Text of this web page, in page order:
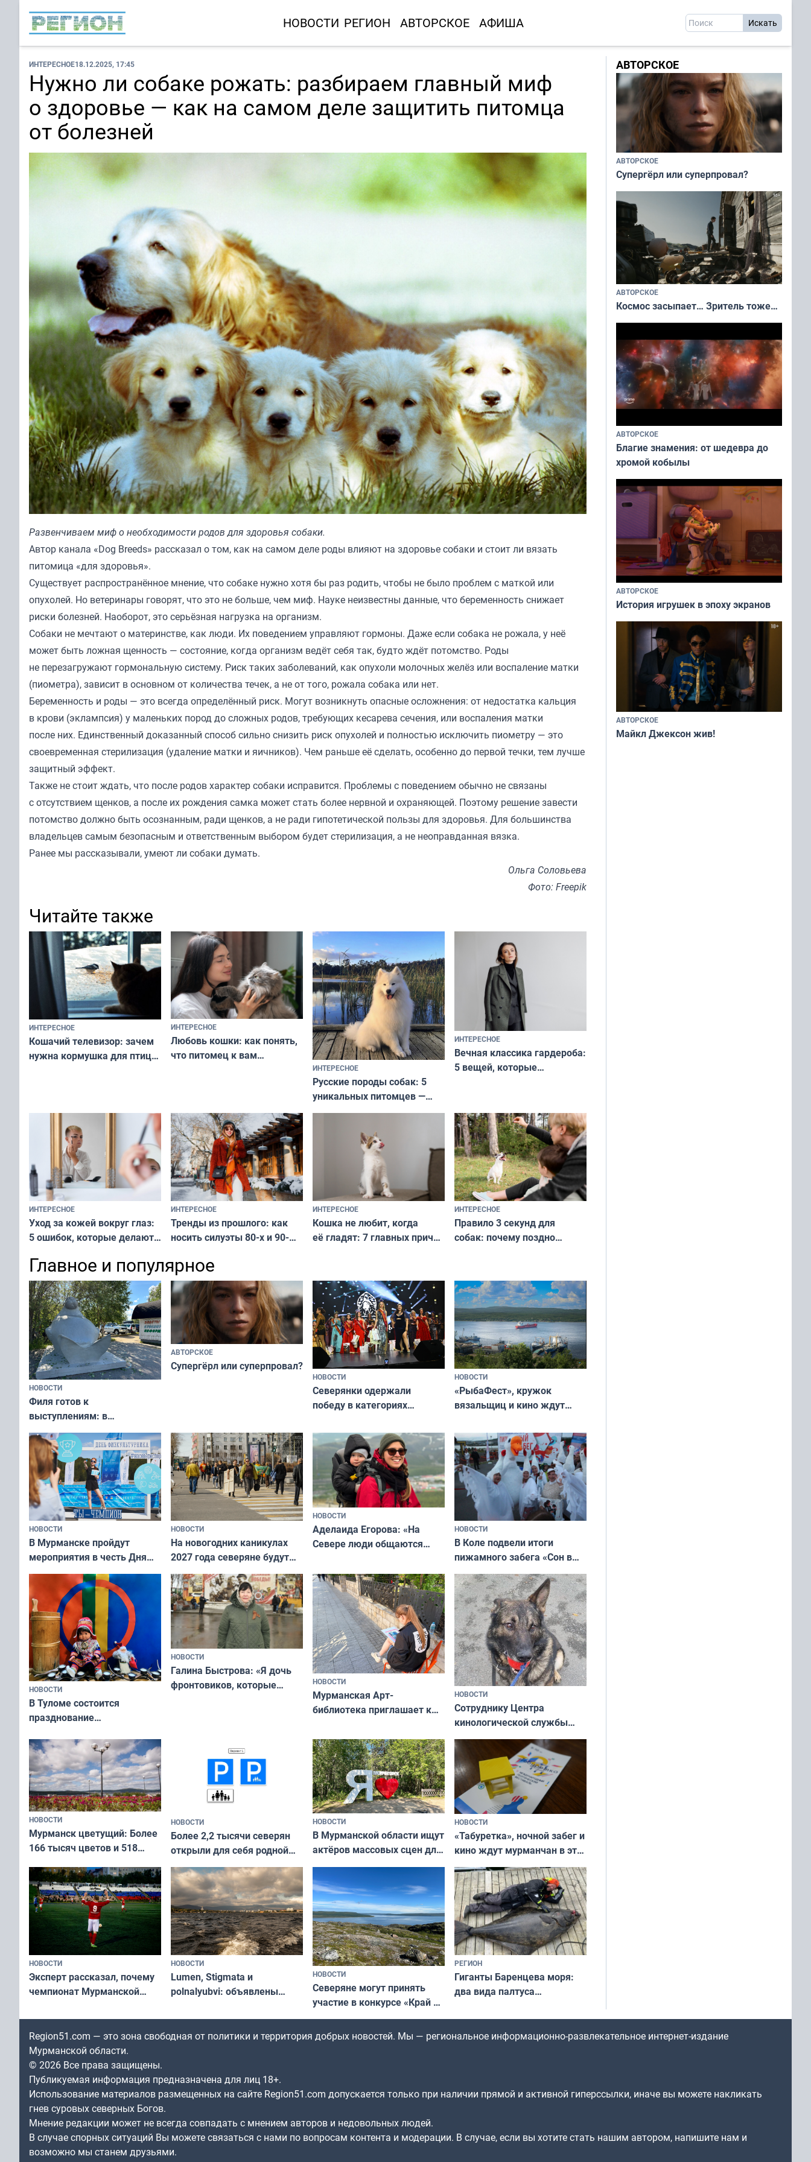
НОВОСТИ РЕГИОН АВТОРСКОЕ АФИША
ИНТЕРЕСНОЕ18.12.2025, 17:45
Нужно ли собаке рожать: разбираем главный миф
о здоровье — как на самом деле защитить питомца
от болезней
Развенчиваем миф о необходимости родов для здоровья собаки.
Автор канала «Dog Breeds» рассказал о том, как на самом деле роды влияют на здоровье собаки и стоит ли вязать
питомица «для здоровья».
Существует распространённое мнение, что собаке нужно хотя бы раз родить, чтобы не было проблем с маткой или
опухолей. Но ветеринары говорят, что это не больше, чем миф. Науке неизвестны данные, что беременность снижает
риски болезней. Наоборот, это серьёзная нагрузка на организм.
Собаки не мечтают о материнстве, как люди. Их поведением управляют гормоны. Даже если собака не рожала, у неё
может быть ложная щенность — состояние, когда организм ведёт себя так, будто ждёт потомство. Роды
не перезагружают гормональную систему. Риск таких заболеваний, как опухоли молочных желёз или воспаление матки
(пиометра), зависит в основном от количества течек, а не от того, рожала собака или нет.
Беременность и роды — это всегда определённый риск. Могут возникнуть опасные осложнения: от недостатка кальция
в крови (эклампсия) у маленьких пород до сложных родов, требующих кесарева сечения, или воспаления матки
после них. Единственный доказанный способ сильно снизить риск опухолей и полностью исключить пиометру — это
своевременная стерилизация (удаление матки и яичников). Чем раньше её сделать, особенно до первой течки, тем лучше
защитный эффект.
Также не стоит ждать, что после родов характер собаки исправится. Проблемы с поведением обычно не связаны
с отсутствием щенков, а после их рождения самка может стать более нервной и охраняющей. Поэтому решение завести
потомство должно быть осознанным, ради щенков, а не ради гипотетической пользы для здоровья. Для большинства
владельцев самым безопасным и ответственным выбором будет стерилизация, а не неоправданная вязка.
Ранее мы рассказывали, умеют ли собаки думать.
Ольга Соловьева
Фото: Freepik
Читайте также
ИНТЕРЕСНОЕ
Кошачий телевизор: зачем
нужна кормушка для птиц
ИНТЕРЕСНОЕ
Любовь кошки: как понять,
что питомец к вам
ИНТЕРЕСНОЕ
Русские породы собак: 5
уникальных питомцев —
национальные сокровища
и характером
ИНТЕРЕСНОЕ
Вечная классика гардероба:
5 вещей, которые
и актуально в любой сезон
ИНТЕРЕСНОЕ
Уход за кожей вокруг глаз:
5 ошибок, которые делают
и вернуть свежий взгляд
без дорогих средств
ИНТЕРЕСНОЕ
Тренды из прошлого: как
носить силуэты 80-х и 90-
современно и стильно без
переплат
ИНТЕРЕСНОЕ
Кошка не любит, когда
её гладят: 7 главных причин
независимому питомцу
ИНТЕРЕСНОЕ
Правило 3 секунд для
собак: почему поздно
питомцу всё сразу и без
криков
Главное и популярное
НОВОСТИ
Филя готов к
выступлениям: в
мурманском океанариуме
рассказали о состоянии
тюленей
АВТОРСКОЕ
Супергёрл или суперпровал?
НОВОСТИ
Северянки одержали
победу в категориях
«Мисс и Миссис Великая
Русь»
НОВОСТИ
«РыбаФест», кружок
вязальщиц и кино ждут
НОВОСТИ
В Мурманске пройдут
мероприятия в честь Дня
физкультурника
НОВОСТИ
На новогодних каникулах
2027 года северяне будут
отдыхать 11 дней
НОВОСТИ
Аделаида Егорова: «На
Севере люди общаются
а потому что
ты им интересен»
НОВОСТИ
В Коле подвели итоги
пижамного забега «Сон в
Олимпийскую ночь»
НОВОСТИ
В Туломе состоится
празднование
коренных народов мира
НОВОСТИ
Галина Быстрова: «Я дочь
фронтовиков, которые
НОВОСТИ
Мурманская Арт-
библиотека приглашает к
и фотографов
НОВОСТИ
Сотруднику Центра
кинологической службы
ищут новый дом
НОВОСТИ
Мурманск цветущий: Более
166 тысяч цветов и 518
НОВОСТИ
Более 2,2 тысячи северян
открыли для себя родной
край в рамках проекта
«Туризм для своих»
НОВОСТИ
В Мурманской области ищут
актёров массовых сцен для
съёмок в
короткометражном фильме
НОВОСТИ
«Табуретка», ночной забег и
кино ждут мурманчан в эти
выходные
НОВОСТИ
Эксперт рассказал, почему
чемпионат Мурманской
незамеченным
НОВОСТИ
Lumen, Stigmata и
polnalyubvi: объявлены
«Имандра» в 2026 года
НОВОСТИ
Северяне могут принять
участие в конкурсе «Край у
северной границы: фотогид
по Печенгскому округу»
РЕГИОН
Гиганты Баренцева моря:
два вида палтуса
АВТОРСКОЕ
АВТОРСКОЕ
Супергёрл или суперпровал?
АВТОРСКОЕ
Космос засыпает… Зритель тоже…
АВТОРСКОЕ
Благие знамения: от шедевра до
хромой кобылы
АВТОРСКОЕ
История игрушек в эпоху экранов
АВТОРСКОЕ
Майкл Джексон жив!
Region51.com — это зона свободная от политики и территория добрых новостей. Мы — региональное информационно-развлекательное интернет-издание
Мурманской области.
© 2026 Все права защищены.
Публикуемая информация предназначена для лиц 18+.
Использование материалов размещенных на сайте Region51.com допускается только при наличии прямой и активной гиперссылки, иначе вы можете накликать
гнев суровых северных Богов.
Мнение редакции может не всегда совпадать с мнением авторов и недовольных людей.
В случае спорных ситуаций Вы можете связаться с нами по вопросам контента и модерации. В случае, если вы хотите стать нашим автором, напишите нам и
возможно мы станем друзьями.